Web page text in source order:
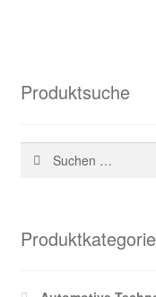
Produktsuche
Suchen